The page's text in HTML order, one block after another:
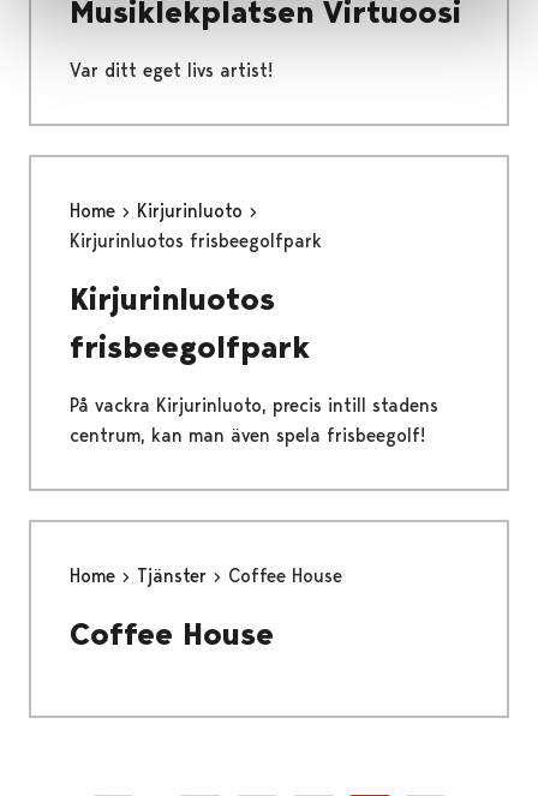
Musiklekplatsen Virtuoosi
Var ditt eget livs artist!
Home
Kirjurinluoto
Kirjurinluotos frisbeegolfpark
Kirjurinluotos
frisbeegolfpark
På vackra Kirjurinluoto, precis intill stadens
centrum, kan man även spela frisbeegolf!
Home Tjänster Coffee House
Coffee House